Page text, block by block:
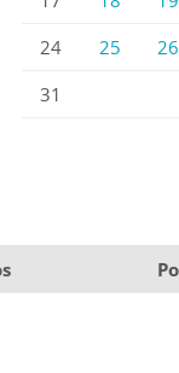
24
25 26
31